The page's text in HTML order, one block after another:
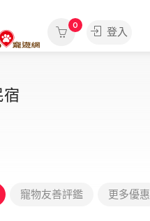
0
登入
寵物友善評鑑 更多優惠